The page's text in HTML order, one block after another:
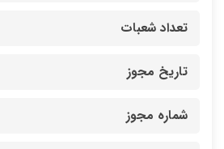
تعداد شعبات
تاریخ مجوز
شماره مجوز